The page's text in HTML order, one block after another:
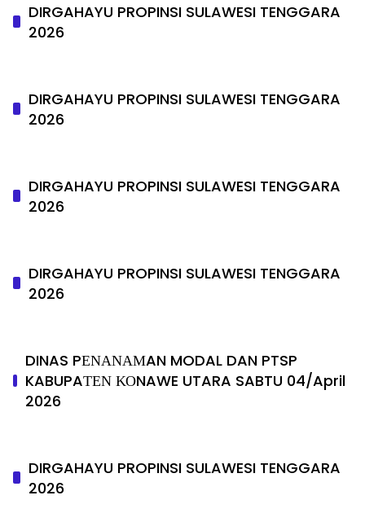
DIRGAHAYU PROPINSI SULAWESI TENGGARA
2026
DIRGAHAYU PROPINSI SULAWESI TENGGARA
2026
DIRGAHAYU PROPINSI SULAWESI TENGGARA
2026
DIRGAHAYU PROPINSI SULAWESI TENGGARA
2026
DINAS PΕΝΑΝΑΜAN MODAL DAN PTSP
KABUPAΤΕΝ ΚΟNAWE UTARA SABTU 04/April
2026
DIRGAHAYU PROPINSI SULAWESI TENGGARA
2026